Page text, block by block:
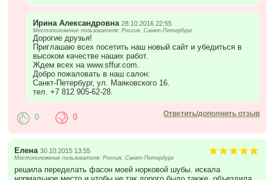
Ирина Александровна 28.10.2016 22:55
Местоположение пользователя: Россия, Санкт-Петербург
Дорогие друзья!
Приглашаю всех посетить наш новый сайт и убедиться в
высоком качестве наших работ.
Ждем всех на www.sffur.com.
Добро пожаловать в наш салон:
Санкт-Петербург, ул. Маяковского 16.
тел. +7 812 905-62-28.
Ответить/дополнить отзыв
0 0
Елена 30.10.2015 13:55
Местоположение пользователя: Россия, Санкт-Петербург
решила переделать фасон моей норковой шубы. искала